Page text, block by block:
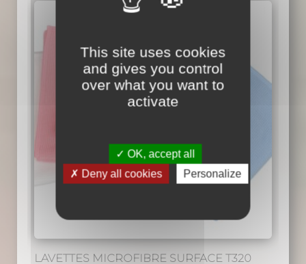
LAVETTES MICROFIBRE SURFACE T320
This site uses cookies
and gives you control
over what you want to
activate
OK, accept all
Deny all cookies
Personalize